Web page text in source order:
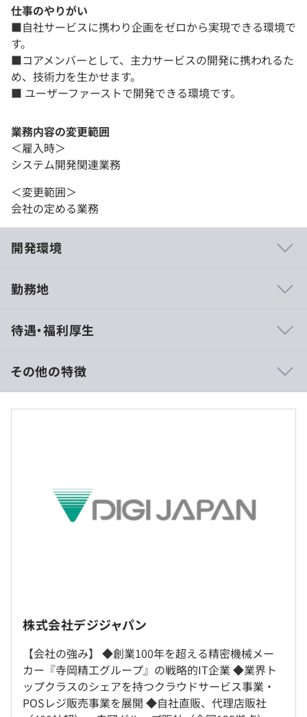
仕事のやりがい
■自社サービスに携わり企画をゼロから実現できる環境で
す。
■コアメンバーとして、主力サービスの開発に携われるた
め、技術力を生かせます。
■ ユーザーファーストで開発できる環境です。
業務内容の変更範囲
＜雇入時＞
システム開発関連業務
＜変更範囲＞
会社の定める業務
開発環境
発／
ューション開発ができる
■親会社と連携したアプリ開発をおこなっているため、親
会社の顧客に対しても大規模なシステム開発に携われる
■サービスごとで完全に親会社と役割を分けているため、
■親会社との関係性がかなり良好であり、さらに開発につ
いても完全に裁量があるため自由度含めて高く、親会社側
■DUKE advance：クリーニング店専用レジ
コンパクトでカウンターすっきり！直感操作で誰でも使え
ます。
■ASTEMPO：店舗管理システム
売上・効率UPに貢献！店舗と顧客を見える化できる仕組
勤務地
◎転勤なし
※3カ月の試用期間中についてはキャッチアップのために
出社前提でお願いいたします。
就業場所の変更範囲
待遇・福利厚生
【年収520万円〜の例】
■賃金形態：月給制
・その他定額手当：12,000円
（※ 想定年収は年収提示額を保証するものではありません）
その他の特徴
株式会社デジジャパン
【会社の強み】 ◆創業100年を超える精密機械メー
カー『寺岡精工グループ』の戦略的IT企業 ◆業界ト
ップクラスのシェアを持つクラウドサービス事業・
POSレジ販売事業を展開 ◆自社直販、代理店販社